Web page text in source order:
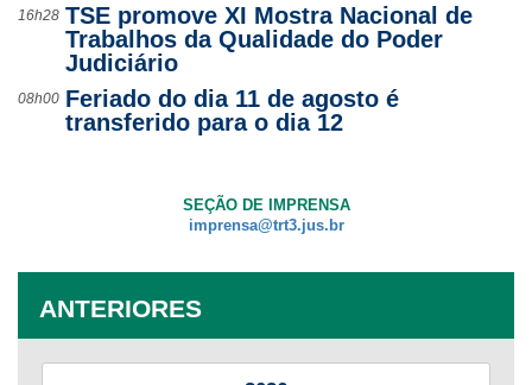
16h28 TSE promove XI Mostra Nacional de
Trabalhos da Qualidade do Poder
Judiciário
08h00 Feriado do dia 11 de agosto é
transferido para o dia 12
SEÇÃO DE IMPRENSA
imprensa@trt3.jus.br
ANTERIORES